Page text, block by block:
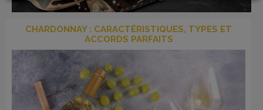
CHARDONNAY : CARACTÉRISTIQUES, TYPES ET
ACCORDS PARFAITS